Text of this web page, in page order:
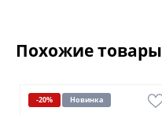
Похожие товары
-20% Новинка